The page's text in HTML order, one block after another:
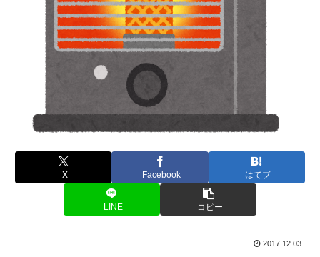
X Facebook はてブ
LINE コピー
2017.12.03